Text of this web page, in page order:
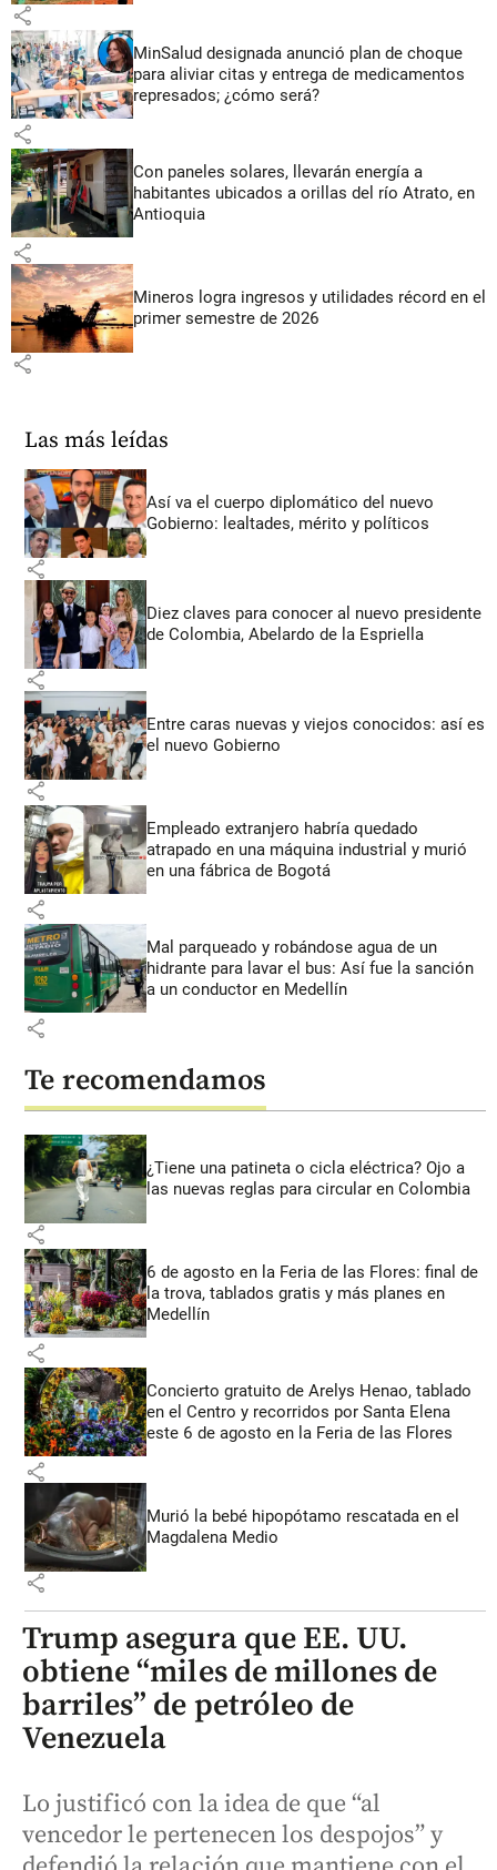
share
MinSalud designada anunció plan de choque
para aliviar citas y entrega de medicamentos
represados; ¿cómo será?
share
Con paneles solares, llevarán energía a
habitantes ubicados a orillas del río Atrato, en
Antioquia
share
Mineros logra ingresos y utilidades récord en el
primer semestre de 2026
share
Las más leídas
Así va el cuerpo diplomático del nuevo
Gobierno: lealtades, mérito y políticos
share
Diez claves para conocer al nuevo presidente
de Colombia, Abelardo de la Espriella
share
Entre caras nuevas y viejos conocidos: así es
el nuevo Gobierno
share
Empleado extranjero habría quedado
atrapado en una máquina industrial y murió
en una fábrica de Bogotá
share
Mal parqueado y robándose agua de un
hidrante para lavar el bus: Así fue la sanción
a un conductor en Medellín
share
Te recomendamos
¿Tiene una patineta o cicla eléctrica? Ojo a
las nuevas reglas para circular en Colombia
share
6 de agosto en la Feria de las Flores: final de
la trova, tablados gratis y más planes en
Medellín
share
Concierto gratuito de Arelys Henao, tablado
en el Centro y recorridos por Santa Elena
este 6 de agosto en la Feria de las Flores
share
Murió la bebé hipopótamo rescatada en el
Magdalena Medio
share
Trump asegura que EE. UU.
obtiene “miles de millones de
barriles” de petróleo de
Venezuela
Lo justificó con la idea de que “al
vencedor le pertenecen los despojos” y